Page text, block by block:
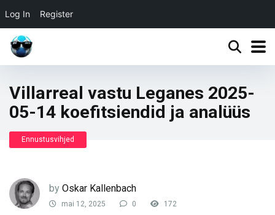
Log In Register
Villarreal vastu Leganes 2025-
05-14 koefitsiendid ja analüüs
Ennustusvihjed
by Oskar Kallenbach
mai 12, 2025 0 172